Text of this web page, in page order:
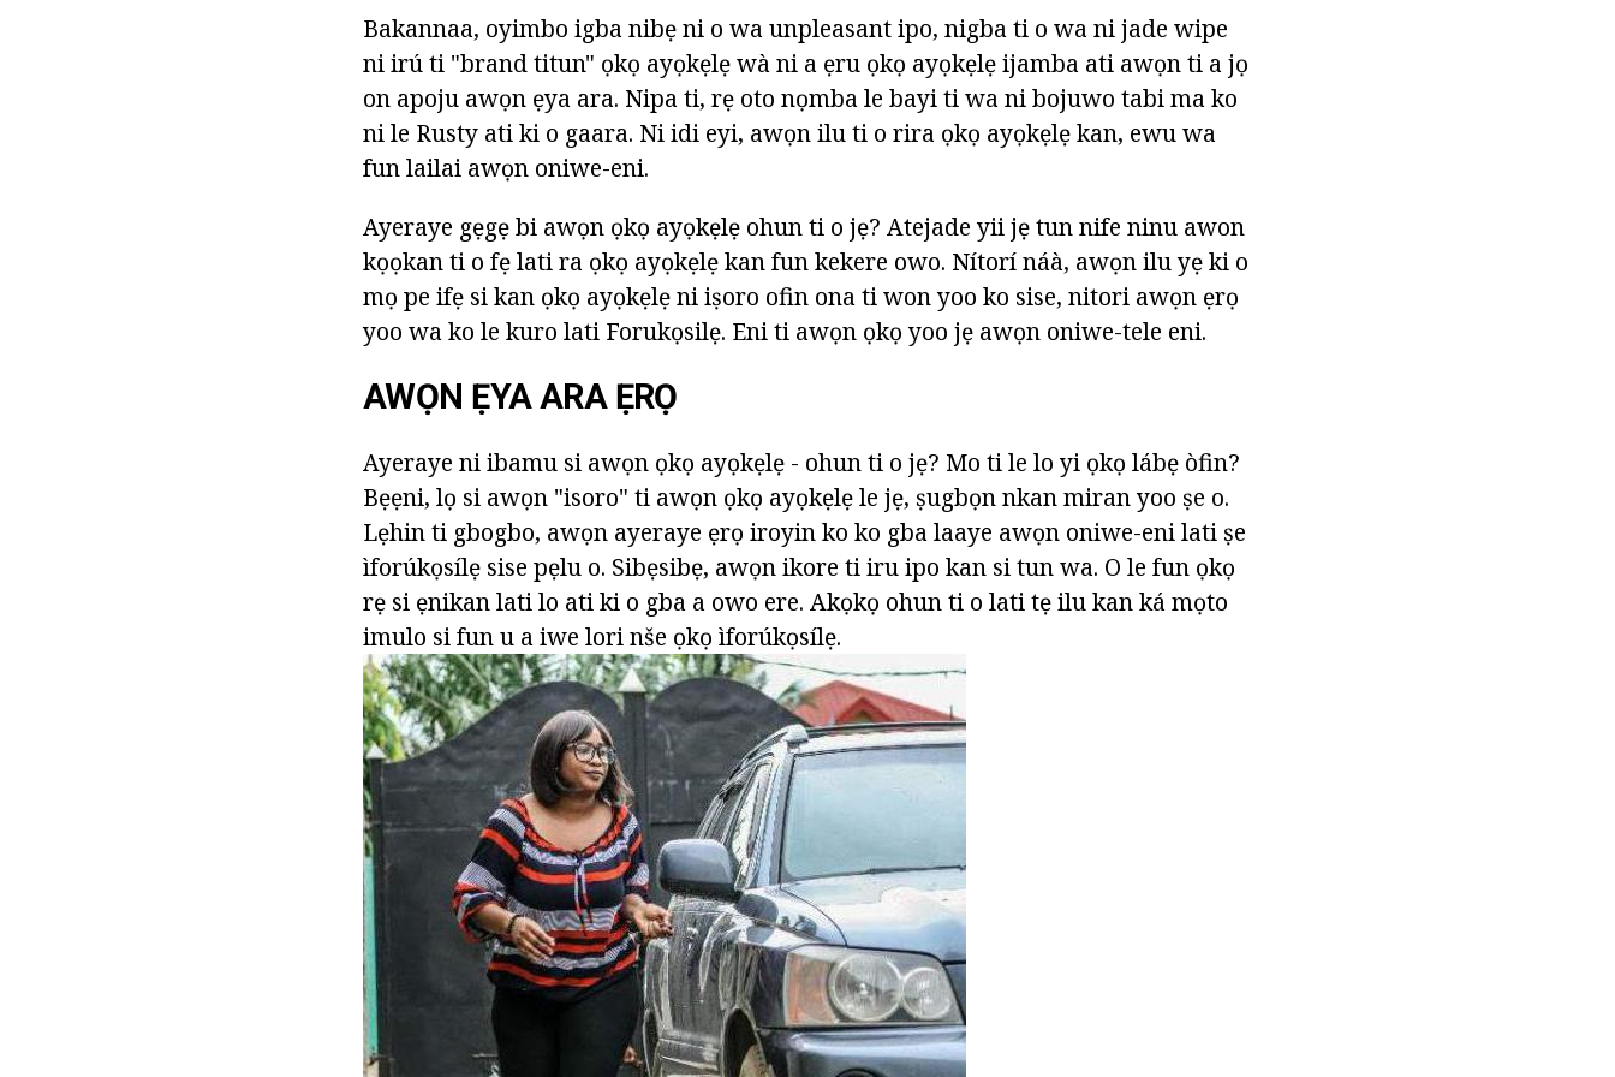
Bakannaa, oyimbo igba nibẹ ni o wa unpleasant ipo, nigba ti o wa ni jade wipe
ni irú ti "brand titun" ọkọ ayọkẹlẹ wà ni a ẹru ọkọ ayọkẹlẹ ijamba ati awọn ti a jọ
on apoju awọn ẹya ara. Nipa ti, rẹ oto nọmba le bayi ti wa ni bojuwo tabi ma ko
ni le Rusty ati ki o gaara. Ni idi eyi, awọn ilu ti o rira ọkọ ayọkẹlẹ kan, ewu wa
fun lailai awọn oniwe-eni.
Ayeraye gẹgẹ bi awọn ọkọ ayọkẹlẹ ohun ti o jẹ? Atejade yii jẹ tun nife ninu awon
kọọkan ti o fẹ lati ra ọkọ ayọkẹlẹ kan fun kekere owo. Nítorí náà, awọn ilu yẹ ki o
mọ pe ifẹ si kan ọkọ ayọkẹlẹ ni iṣoro ofin ona ti won yoo ko sise, nitori awọn ẹrọ
yoo wa ko le kuro lati Forukọsilẹ. Eni ti awọn ọkọ yoo jẹ awọn oniwe-tele eni.
AWỌN ẸYA ARA ẸRỌ
Ayeraye ni ibamu si awọn ọkọ ayọkẹlẹ - ohun ti o jẹ? Mo ti le lo yi ọkọ lábẹ òfin?
Bẹẹni, lọ si awọn "isoro" ti awọn ọkọ ayọkẹlẹ le jẹ, ṣugbọn nkan miran yoo ṣe o.
Lẹhin ti gbogbo, awọn ayeraye ẹrọ iroyin ko ko gba laaye awọn oniwe-eni lati ṣe
ìforúkọsílẹ sise pẹlu o. Sibẹsibẹ, awọn ikore ti iru ipo kan si tun wa. O le fun ọkọ
rẹ si ẹnikan lati lo ati ki o gba a owo ere. Akọkọ ohun ti o lati tẹ ilu kan ká mọto
imulo si fun u a iwe lori nše ọkọ ìforúkọsílẹ.